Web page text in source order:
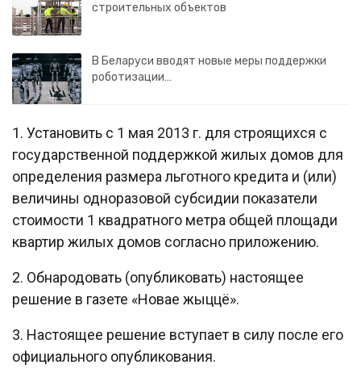
строительных объектов
В Беларуси вводят новые меры поддержки
роботизации…
1. Установить с 1 мая 2013 г. для строящихся с
государственной поддержкой жилых домов для
определения размера льготного кредита и (или)
величины одноразовой субсидии показатели
стоимости 1 квадратного метра общей площади
квартир жилых домов согласно приложению.
2. Обнародовать (опубликовать) настоящее
решение в газете «Новае жыццё».
3. Настоящее решение вступает в силу после его
официального опубликования.